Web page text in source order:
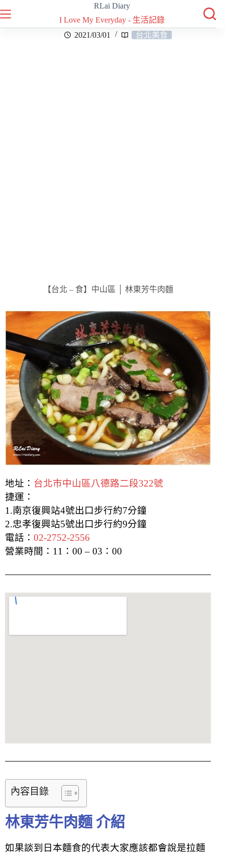
RLai Diary
I Love My Everyday - 生活記錄
2021/03/01
台北美食
【台北 – 食】中山區 │ 林東芳牛肉麵
地址： 台北市中山區八德路二段322號
捷運：
1.南京復興站4號出口步行約7分鐘
2.忠孝復興站5號出口步行約9分鐘
電話： 02-2752-2556
營業時間： 11：00 – 03：00
內容目錄
林東芳牛肉麵 介紹
如果談到日本麵食的代表大家應該都會說是拉麵